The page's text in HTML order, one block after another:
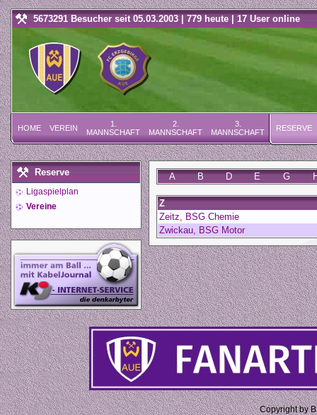
5673291 Besucher seit 05.03.2003 | 779 heute | 17 User online
HOME VEREIN
1.
MANNSCHAFT
2.
MANNSCHAFT
3.
MANNSCHAFT
RESERVE
Reserve
Ligaspielplan
Vereine
A B D E G
Z
Zeitz, BSG Chemie
Zwickau, BSG Motor
Copyright by